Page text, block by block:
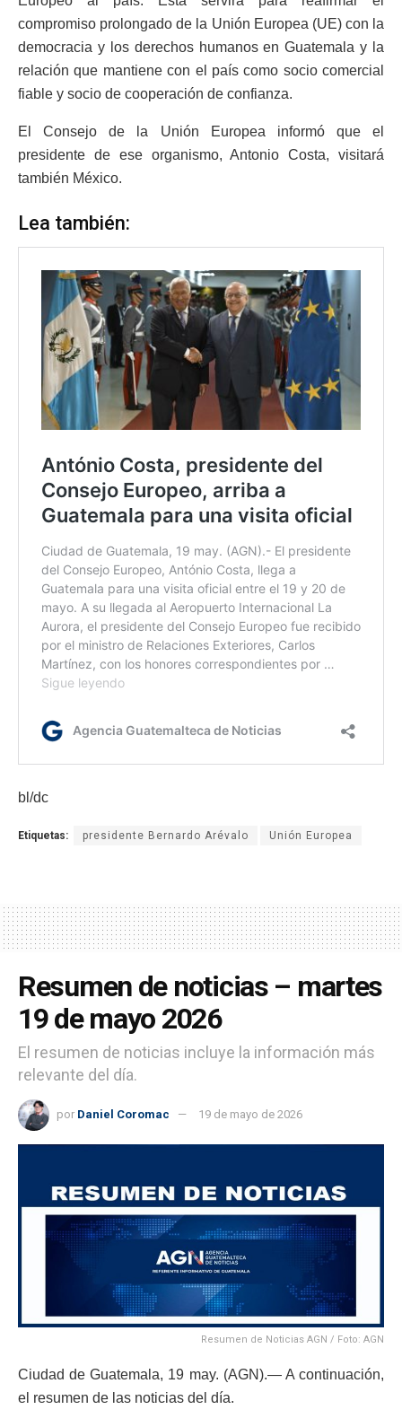
compromiso prolongado de la Unión Europea (UE) con la
democracia y los derechos humanos en Guatemala y la
relación que mantiene con el país como socio comercial
fiable y socio de cooperación de confianza.
El Consejo de la Unión Europea informó que el
presidente de ese organismo, Antonio Costa, visitará
también México.
Lea también:
bl/dc
Etiquetas: presidente Bernardo Arévalo Unión Europea
Resumen de noticias – martes
19 de mayo 2026
El resumen de noticias incluye la información más
relevante del día.
por Daniel Coromac 19 de mayo de 2026
Resumen de Noticias AGN / Foto: AGN
Ciudad de Guatemala, 19 may. (AGN).— A continuación,
el resumen de las noticias del día.